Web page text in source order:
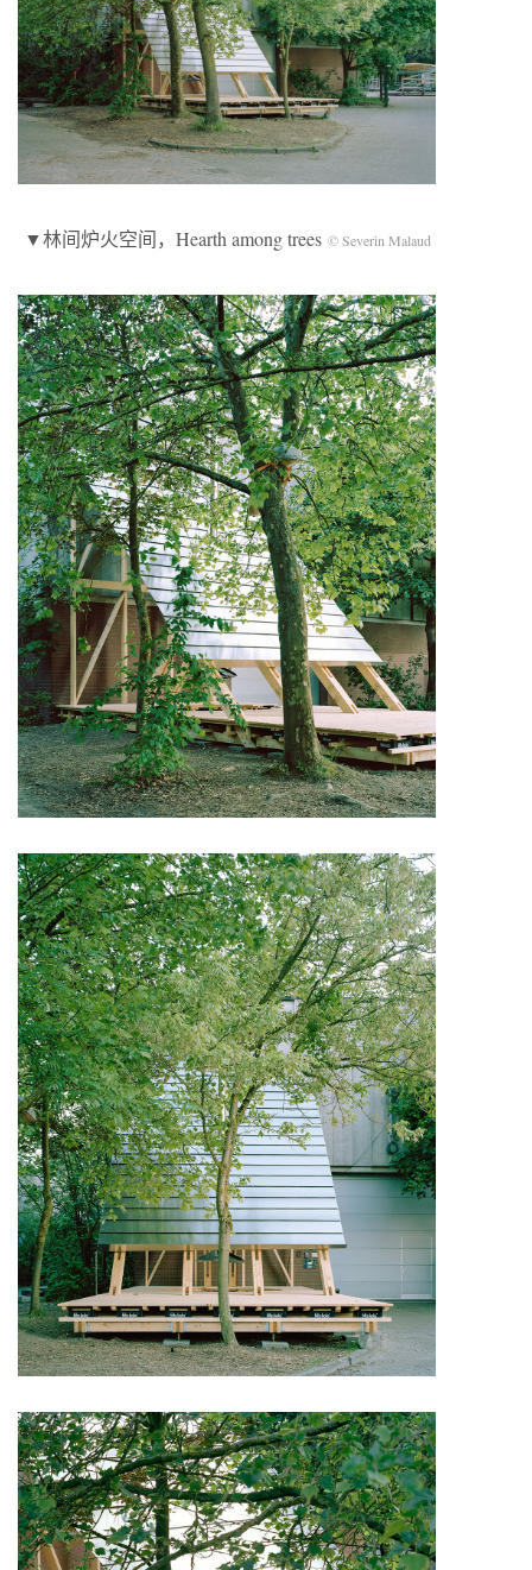
▼林间炉火空间，Hearth among trees © Severin Malaud